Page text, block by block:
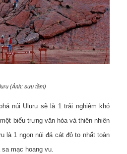
(Ảnh: sưu tầm)
núi Uluru sẽ là 1 trải nghiệm khó
biểu trưng văn hóa và thiên nhiên
là 1 ngọn núi đá cát đỏ to nhất toàn
mạc hoang vu.